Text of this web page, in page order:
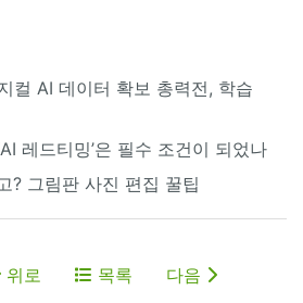
컬 AI 데이터 확보 총력전, 학습
레드티밍’은 필수 조건이 되었나
? 그림판 사진 편집 꿀팁
위로 목록 다음